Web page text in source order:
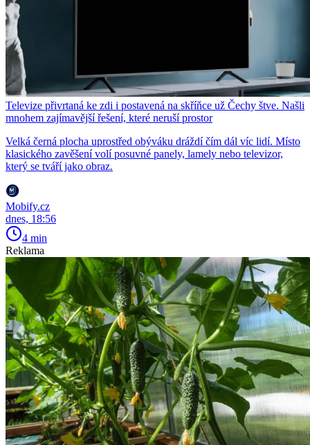
Televize přivrtaná ke zdi i postavená na skříňce už Čechy štve. Našli
mnohem zajímavější řešení, které neruší prostor
Velká černá plocha uprostřed obýváku dráždí čím dál víc lidí. Místo
klasického zavěšení volí posuvné panely, lamely nebo televizor,
který se tváří jako obraz.
Mobify.cz
dnes, 18:56
4 min
Reklama